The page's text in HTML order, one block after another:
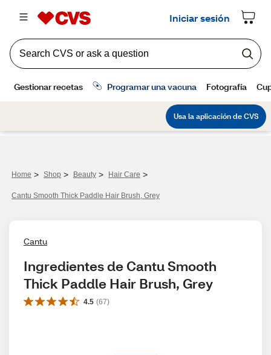
Home > Shop > Beauty > Hair Care >
Cantu Smooth Thick Paddle Hair Brush, Grey
Cantu
Ingredientes de Cantu Smooth
Thick Paddle Hair Brush, Grey
4.5 (67)